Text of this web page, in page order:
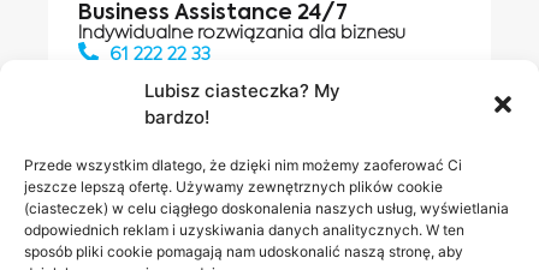
Lubisz ciasteczka? My
bardzo!
Przede wszystkim dlatego, że dzięki nim możemy zaoferować Ci
jeszcze lepszą ofertę. Używamy zewnętrznych plików cookie
(ciasteczek) w celu ciągłego doskonalenia naszych usług, wyświetlania
odpowiednich reklam i uzyskiwania danych analitycznych. W ten
sposób pliki cookie pomagają nam udoskonalić naszą stronę, aby
Business Assistance 24/7
Indywidualne rozwiązania dla biznesu
61 222 22 33
Salony INEA
Napisz do